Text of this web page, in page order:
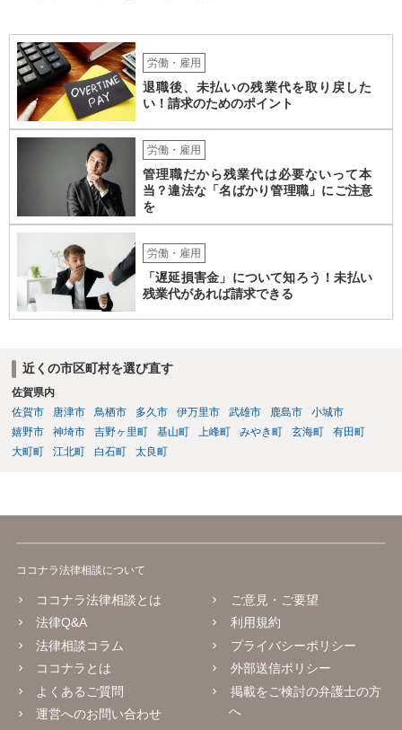
働基準監督署へ申告なされているとのことですが、労働基準監督署が
行うのは、原則として、会社への指導や是正勧告のため、未払い賃金
の支払いを会社に強制する措置までは行うことができないという実情
があります。 そのため、退職の意思を既に会社に表明しているのであ
れば、未払賃金の支払を求める労働審判や労働訴訟などの方法に切り
替えることを検討された方が適切なように思います（とろうとされて
いる主題と会社の実態とがマッチしていないように思われます）。 一
度、雇用契約書や就業規則などを持参の上、弁護士に直接相談されて
みてはいかがでしょうか。
労働・雇用
退職後、未払いの残業代を取り戻した
い！請求のためのポイント
労働・雇用
管理職だから残業代は必要ないって本
当？違法な「名ばかり管理職」にご注意
を
労働・雇用
「遅延損害金」について知ろう！未払い
残業代があれば請求できる
近くの市区町村を選び直す
佐賀県内
佐賀市
唐津市 鳥栖市 多久市 伊万里市 武雄市 鹿島市
小城市
嬉野市
神埼市 吉野ヶ里町 基山町 上峰町 みやき町 玄海町
有田町
大町町
江北町 白石町 太良町
ココナラ法律相談について
ココナラ法律相談とは
法律Q&A
法律相談コラム
ココナラとは
よくあるご質問
運営へのお問い合わせ
ご意見・ご要望
利用規約
プライバシーポリシー
外部送信ポリシー
掲載をご検討の弁護士の方
へ